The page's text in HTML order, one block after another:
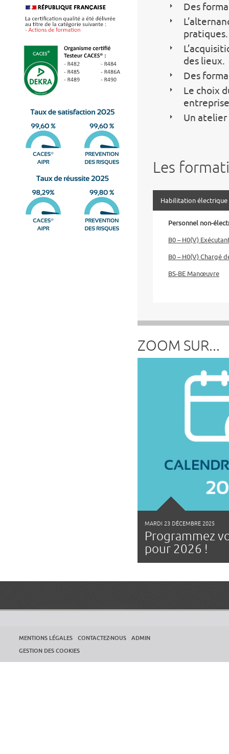
Des
pratiques.
des lieux.
Des
Le choix
Un
Les
Habilitation électrique
Personnel non-
B0 – H0(V)
B0 – H0(V) Chargé
BS-BE Manœuvre
ZOOM SUR...
MARDI 23 DÉCEMBRE 2025
Programmez
pour 2026 !
MENTIONS LÉGALES CONTACTEZ-NOUS
ADMIN
GESTION DES COOKIES